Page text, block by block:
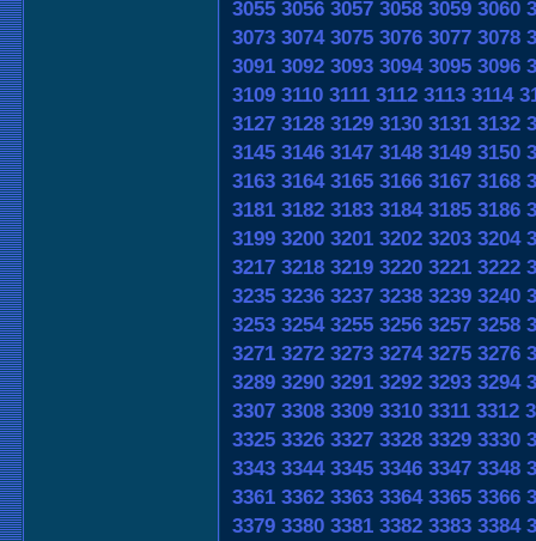
3055 3056 3057 3058 3059 3060
3073 3074 3075 3076 3077 3078
3091 3092 3093 3094 3095 3096
3109 3110 3111 3112 3113 3114
3127 3128 3129 3130 3131 3132
3145 3146 3147 3148 3149 3150
3163 3164 3165 3166 3167 3168
3181 3182 3183 3184 3185 3186
3199 3200 3201 3202 3203 3204
3217 3218 3219 3220 3221 3222
3235 3236 3237 3238 3239 3240
3253 3254 3255 3256 3257 3258
3271 3272 3273 3274 3275 3276
3289 3290 3291 3292 3293 3294
3307 3308 3309 3310 3311 3312
3325 3326 3327 3328 3329 3330
3343 3344 3345 3346 3347 3348
3361 3362 3363 3364 3365 3366
3379 3380 3381 3382 3383 3384